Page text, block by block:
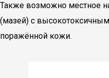
Также возможно местное
(мазей) с
поражённой кожи.